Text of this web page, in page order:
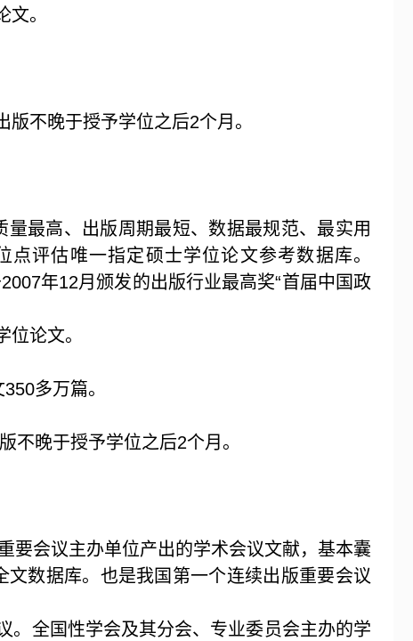
。
版不晚于授予学位之后2个月。
最高、出版周期最短、数据最规范、最实用
评估唯一指定硕士学位论文参考数据库。
2007年12月颁发的出版行业最高奖“首届中国政
论文。
350多万篇。
不晚于授予学位之后2个月。
要会议主办单位产出的学术会议文献，基本囊
数据库。也是我国第一个连续出版重要会议
。全国性学会及其分会、专业委员会主办的学